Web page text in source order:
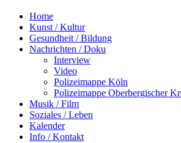
Home
Kunst / Kultur
Gesundheit / Bildung
Nachrichten / Doku
Interview
Video
Polizeimappe Köln
Polizeimappe Oberbergischer
Musik / Film
Soziales / Leben
Kalender
Info / Kontakt